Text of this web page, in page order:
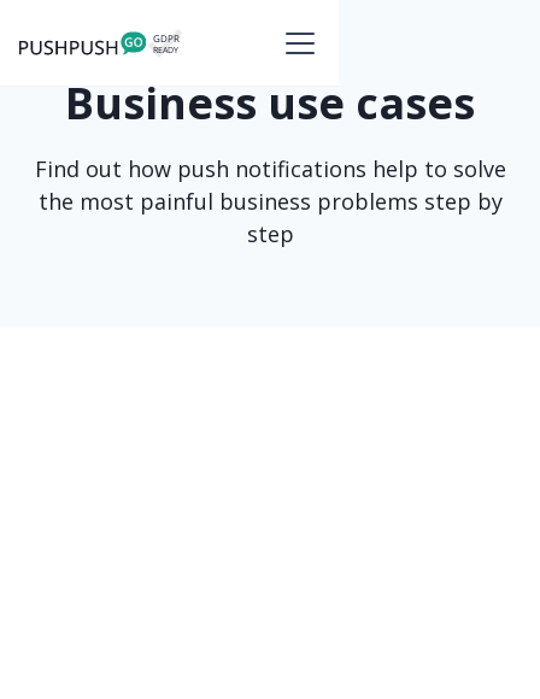
Business use cases
Find out how push notifications help to solve
the most painful business problems step by
step